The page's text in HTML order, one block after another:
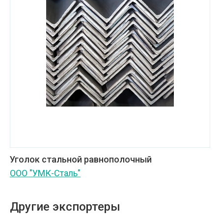
Уголок стальной равнополочный
ООО "УМК-Сталь"
Другие экспортеры